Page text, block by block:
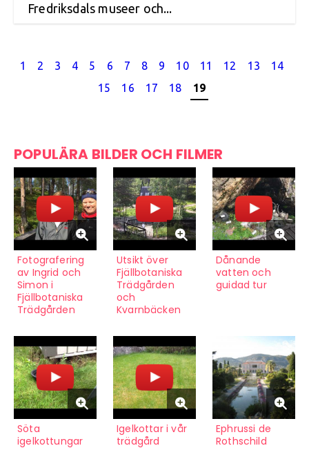
Fredriksdals museer och...
1 2 3 4 5 6 7 8 9 10 11 12 13
14
15
16 17 18 19
POPULÄRA BILDER OCH FILMER
Fotografering
av Ingrid och
Simon i
Fjällbotaniska
Trädgården
Utsikt över
Fjällbotaniska
Trädgården
och
Kvarnbäcken
Dånande
vatten och
guidad tur
Söta
igelkottungar
Igelkottar i vår
trädgård
Ephrussi de
Rothschild